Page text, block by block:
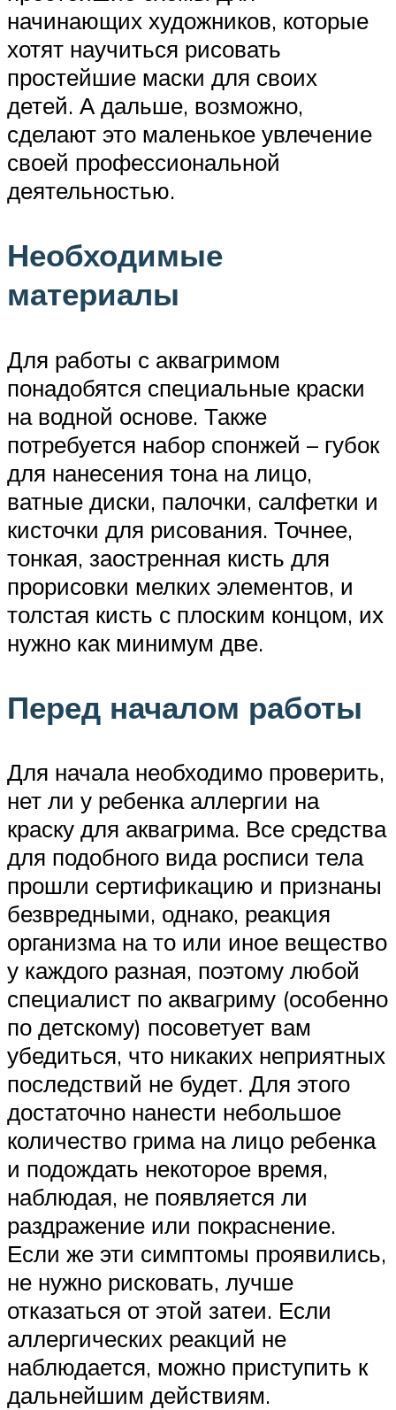
начинающих художников, которые
хотят научиться рисовать
простейшие маски для своих
детей. А дальше, возможно,
сделают это маленькое увлечение
своей профессиональной
деятельностью.
Необходимые
материалы
Для работы с аквагримом
понадобятся специальные краски
на водной основе. Также
потребуется набор спонжей – губок
для нанесения тона на лицо,
ватные диски, палочки, салфетки и
кисточки для рисования. Точнее,
тонкая, заостренная кисть для
прорисовки мелких элементов, и
толстая кисть с плоским концом, их
нужно как минимум две.
Перед началом работы
Для начала необходимо проверить,
нет ли у ребенка аллергии на
краску для аквагрима. Все средства
для подобного вида росписи тела
прошли сертификацию и признаны
безвредными, однако, реакция
организма на то или иное вещество
у каждого разная, поэтому любой
специалист по аквагриму (особенно
по детскому) посоветует вам
убедиться, что никаких неприятных
последствий не будет. Для этого
достаточно нанести небольшое
количество грима на лицо ребенка
и подождать некоторое время,
наблюдая, не появляется ли
раздражение или покраснение.
Если же эти симптомы проявились,
не нужно рисковать, лучше
отказаться от этой затеи. Если
аллергических реакций не
наблюдается, можно приступить к
дальнейшим действиям.